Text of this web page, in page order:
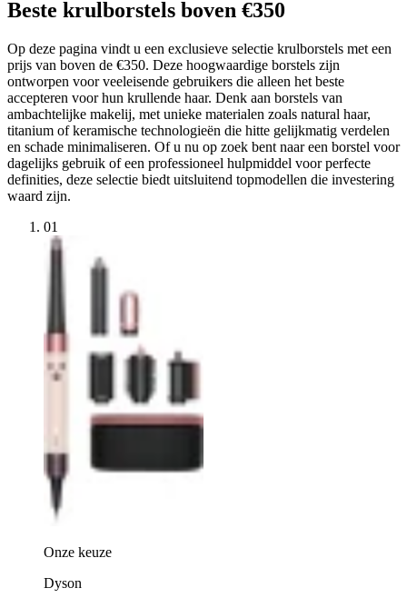
Beste krulborstels boven €350
Op deze pagina vindt u een exclusieve selectie krulborstels met een
prijs van boven de €350. Deze hoogwaardige borstels zijn
ontworpen voor veeleisende gebruikers die alleen het beste
accepteren voor hun krullende haar. Denk aan borstels van
ambachtelijke makelij, met unieke materialen zoals natural haar,
titanium of keramische technologieën die hitte gelijkmatig verdelen
en schade minimaliseren. Of u nu op zoek bent naar een borstel voor
dagelijks gebruik of een professioneel hulpmiddel voor perfecte
definities, deze selectie biedt uitsluitend topmodellen die investering
waard zijn.
01
Onze keuze
Dyson